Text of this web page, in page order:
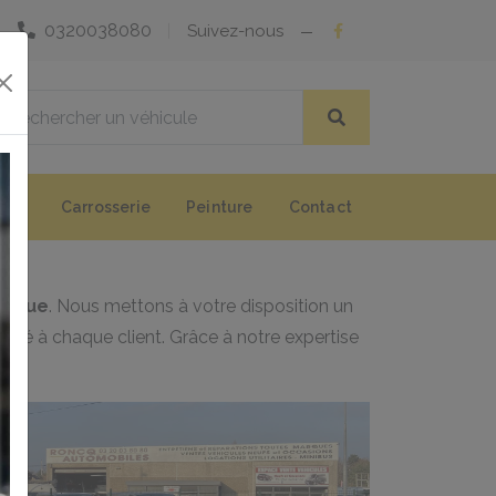
0320038080 Suivez-nous
Carrosserie Peinture Contact
. Nous mettons à votre disposition un
à chaque client. Grâce à notre expertise